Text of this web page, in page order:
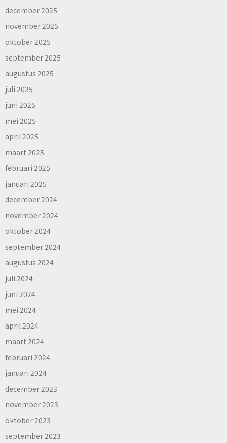
december 2025
november 2025
oktober 2025
september 2025
augustus 2025
juli 2025
juni 2025
mei 2025
april 2025
maart 2025
februari 2025
januari 2025
december 2024
november 2024
oktober 2024
september 2024
augustus 2024
juli 2024
juni 2024
mei 2024
april 2024
maart 2024
februari 2024
januari 2024
december 2023
november 2023
oktober 2023
september 2023